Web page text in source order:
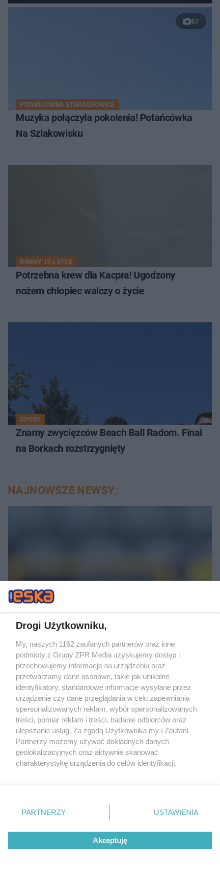
67
POTAŃCÓWKA STARACHOWICE
Muzyka połączyła pokolenia! Potańcówka
Na Szlakowisku
RANNY 15-LATEK
Potrzebna krew dla Kacpra! Ugodzony
nożem chłopiec walczy o życie
SPORT
Znamy zwycięzców Beach Ball Radom. Finał
na Borkach rozstrzygnięty
NAJNOWSZE NEWSY:
PIŁKA NOŻNA
Widzew Łódź triumfuje w
Białymstoku. Zobacz co
zdecydowało o sukcesie
gości
Widzew Łódź pokonał
Jagiellonię Białystok w
Drogi Użytkowniku,
My, naszych 1162 zaufanych partnerów oraz inne
podmioty z Grupy ZPR Media uzyskujemy dostęp i
przechowujemy informacje na urządzeniu oraz
przetwarzamy dane osobowe, takie jak unikalne
identyfikatory, standardowe informacje wysyłane przez
urządzenie czy dane przeglądania w celu zapewniania
spersonalizowanych reklam, wybór spersonalizowanych
treści, pomiar reklam i treści, badanie odbiorców oraz
ulepszanie usług. Za zgodą Użytkownika my i Zaufani
Partnerzy możemy używać dokładnych danych
geolokalizacyjnych oraz aktywnie skanować
charakterystykę urządzenia do celów identyfikacji.
zmienić/wycofać klikając przycisk ustawień prywatności
znajdujący się w lewym dolnym rogu strony
rodzaje przetwarzania danych nie wymagają zgody
użytkownika, ale masz prawo sprzeciwić się takiemu
przetwarzaniu. Preferencje będą miały zastosowanie tylko
PARTNERZY USTAWIENIA
Akceptuję